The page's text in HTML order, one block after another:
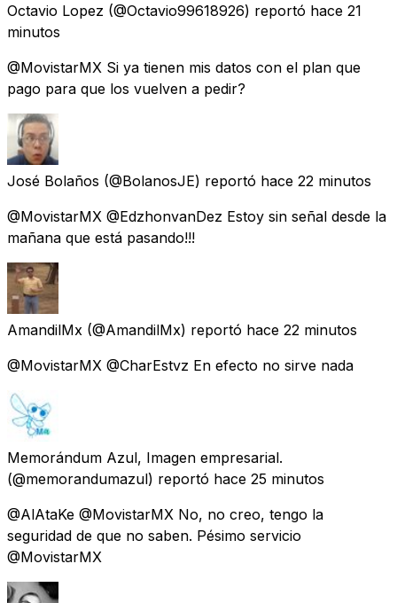
Octavio Lopez (@Octavio99618926) reportó hace 21
minutos
@MovistarMX Si ya tienen mis datos con el plan que
pago para que los vuelven a pedir?
José Bolaños (@BolanosJE) reportó hace 22 minutos
@MovistarMX @EdzhonvanDez Estoy sin señal desde la
mañana que está pasando!!!
AmandilMx (@AmandilMx) reportó hace 22 minutos
@MovistarMX @CharEstvz En efecto no sirve nada
Memorándum Azul, Imagen empresarial.
(@memorandumazul) reportó hace 25 minutos
@AlAtaKe @MovistarMX No, no creo, tengo la
seguridad de que no saben. Pésimo servicio
@MovistarMX